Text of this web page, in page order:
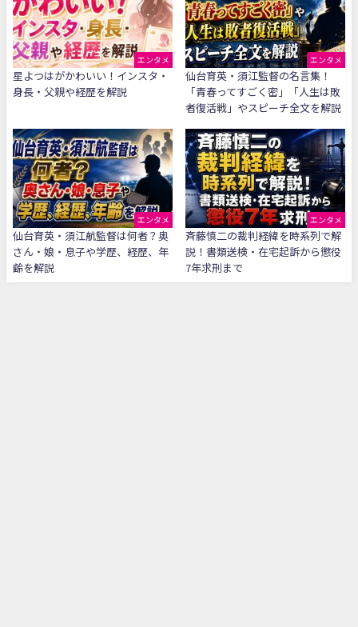
エンタメ
星よつはがかわいい！インスタ・
身長・父親や経歴を解説
エンタメ
仙台育英・須江監督の名言集！
「青春ってすごく密」「人生は敗
者復活戦」やスピーチ全文を解説
エンタメ
仙台育英・須江航監督は何者？奥
さん・娘・息子や学歴、経歴、年
齢を解説
エンタメ
斉藤慎二の裁判経緯を時系列で解
説！書類送検・在宅起訴から懲役
7年求刑まで